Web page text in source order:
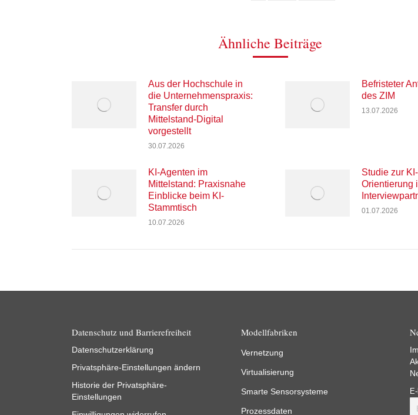
Ähnliche Beiträge
Aus der Hochschule in
die Unternehmenspraxis:
Transfer durch
Mittelstand-Digital
vorgestellt
30.07.2026
Befristeter
des ZIM
13.07.2026
KI-Agenten im
Mittelstand: Praxisnahe
Einblicke beim KI-
Stammtisch
10.07.2026
Studie zur KI-
Orientierung
01.07.2026
Datenschutz und Barrierefreiheit
Datenschutzerklärung
Privatsphäre-Einstellungen ändern
Historie der Privatsphäre-
Einstellungen
Modellfabriken
Vernetzung
Virtualisierung
Smarte Sensorsysteme
Prozessdaten